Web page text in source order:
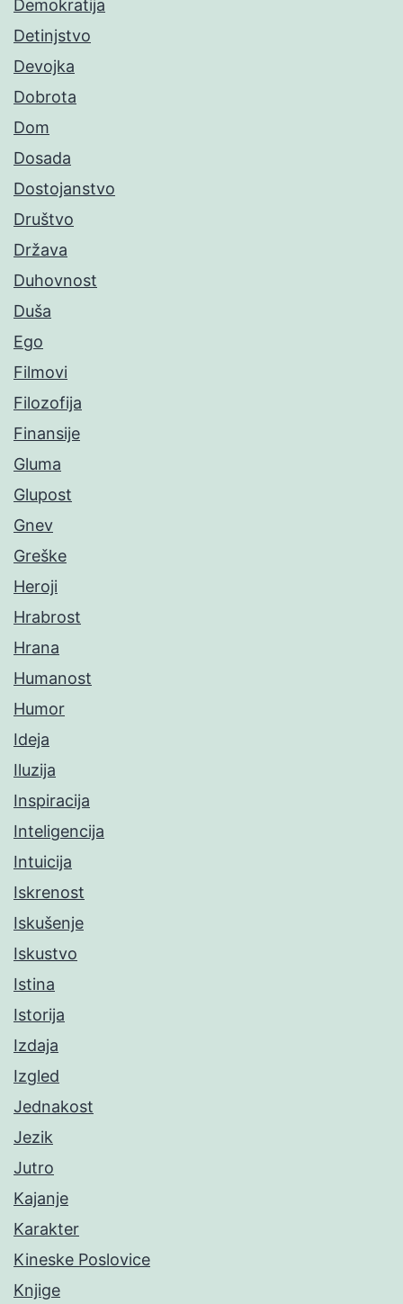
Demokratija
Detinjstvo
Devojka
Dobrota
Dom
Dosada
Dostojanstvo
Društvo
Država
Duhovnost
Duša
Ego
Filmovi
Filozofija
Finansije
Gluma
Glupost
Gnev
Greške
Heroji
Hrabrost
Hrana
Humanost
Humor
Ideja
Iluzija
Inspiracija
Inteligencija
Intuicija
Iskrenost
Iskušenje
Iskustvo
Istina
Istorija
Izdaja
Izgled
Jednakost
Jezik
Jutro
Kajanje
Karakter
Kineske Poslovice
Knjige